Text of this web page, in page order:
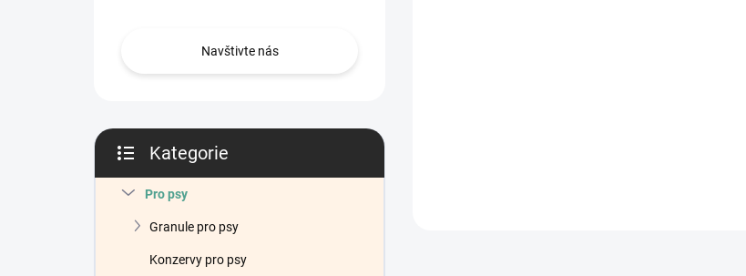
Navštivte nás
kategorie
Kategorie
Pro psy
Granule pro psy
Konzervy pro psy